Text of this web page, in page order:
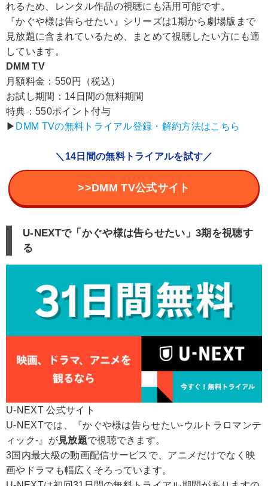
れるため、レンタル作品の視聴にも活用可能です。
『かぐや様は告らせたい』シリーズは1期から劇場版まで
見放題に含まれているため、まとめて視聴したい方にも適
しています。
DMM TV
月額料金：550円（税込）
お試し期間：14日間の無料期間
特典：550ポイント付与
▶︎ DMM TVの無料トライアル登録・解約方法はこちら
＼14日間の無料トライアルを試す／
>>DMM TV公式サイト
U-NEXTで「かぐや様は告らせたい」3期を視聴す
る
U-NEXT 公式サイト
U-NEXTでは、『かぐや様は告らせたい-ウルトラロマンテ
ィック-』が見放題で視聴できます。
3国内最大級の動画配信サービスで、アニメだけでなく映
画やドラマも幅広くそろっています。